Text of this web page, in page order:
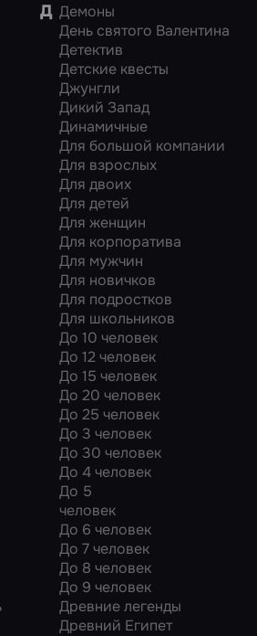
Д Демоны
День святого Валентина
Детектив
Детские квесты
Джунгли
Дикий Запад
Динамичные
Для большой компании
Для взрослых
Для двоих
Для детей
Для женщин
Для корпоратива
Для мужчин
Для новичков
Для подростков
Для школьников
До 10 человек
До 12 человек
До 15 человек
До 20 человек
До 25 человек
До 3 человек
До 30 человек
До 4 человек
До 5
человек
До 6 человек
До 7 человек
До 8 человек
До 9 человек
Древние легенды
Древний Египет